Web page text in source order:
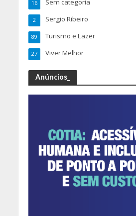
Sem categoria
16
Sergio Ribeiro
2
Turismo e Lazer
89
Viver Melhor
27
Anúncios_